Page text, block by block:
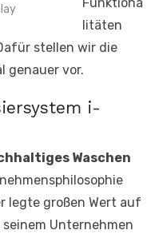
litäten
stellen wir die
genauer vor.
i-
Waschen
legte großen Wert auf
Unternehmen